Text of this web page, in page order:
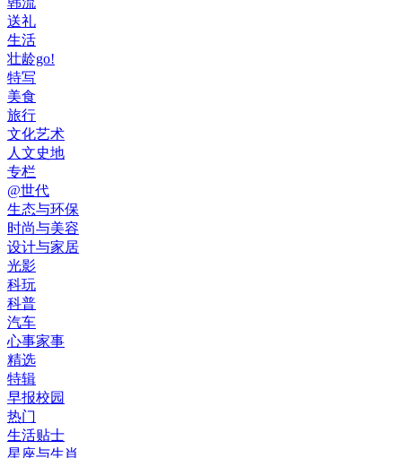
送礼
生活
壮龄go!
特写
美食
旅行
文化艺术
人文史地
专栏
@世代
生态与环保
时尚与美容
设计与家居
光影
科玩
科普
汽车
心事家事
精选
特辑
早报校园
热门
生活贴士
星座与生肖